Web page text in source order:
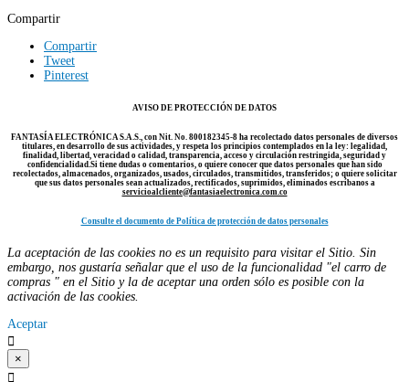
Compartir
Compartir
Tweet
Pinterest
AVISO DE PROTECCIÓN DE DATOS
FANTASÍA ELECTRÓNICA S.A.S., con Nit. No. 800182345-8 ha recolectado datos personales de diversos
titulares, en desarrollo de sus actividades, y respeta los principios contemplados en la ley: legalidad,
finalidad, libertad, veracidad o calidad, transparencia, acceso y circulación restringida, seguridad y
confidencialidad.Si tiene dudas o comentarios, o quiere conocer que datos personales que han sido
recolectados, almacenados, organizados, usados, circulados, transmitidos, transferidos; o quiere solicitar
que sus datos personales sean actualizados, rectificados, suprimidos, eliminados escríbanos a
servicioalcliente@fantasiaelectronica.com.co
Consulte el documento de Política de protección de datos personales
La aceptación de las cookies no es un requisito para visitar el Sitio. Sin
embargo, nos gustaría señalar que el uso de la funcionalidad "el carro de
compras " en el Sitio y la de aceptar una orden sólo es posible con la
activación de las cookies.
Aceptar

×
